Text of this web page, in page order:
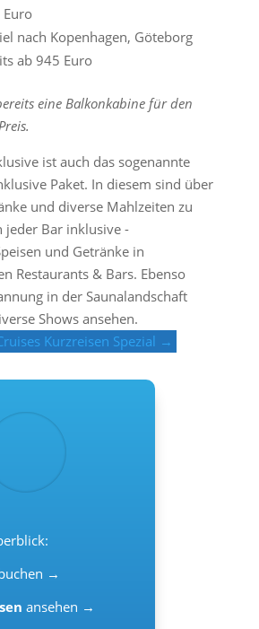
nach Kopenhagen, Göteborg
ab 945 Euro
eine Balkonkabine für den
ist auch das sogenannte
Paket. In diesem sind über
und diverse Mahlzeiten zu
jeder Bar inklusive -
und Getränke in
Restaurants & Bars. Ebenso
in der Saunalandschaft
Shows ansehen.
Kurzreisen Spezial →
→
ansehen →